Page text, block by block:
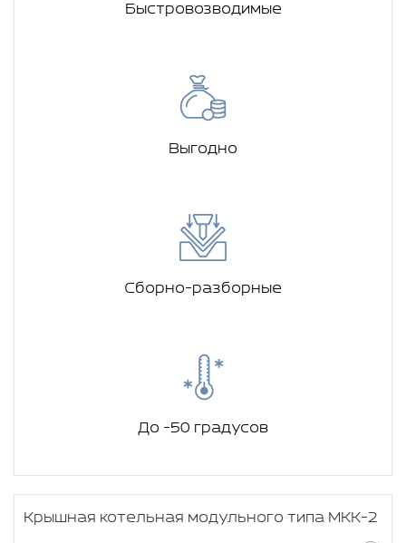
Быстровозводимые
Выгодно
Сборно-разборные
До -50 градусов
Крышная котельная модульного типа МКК-2